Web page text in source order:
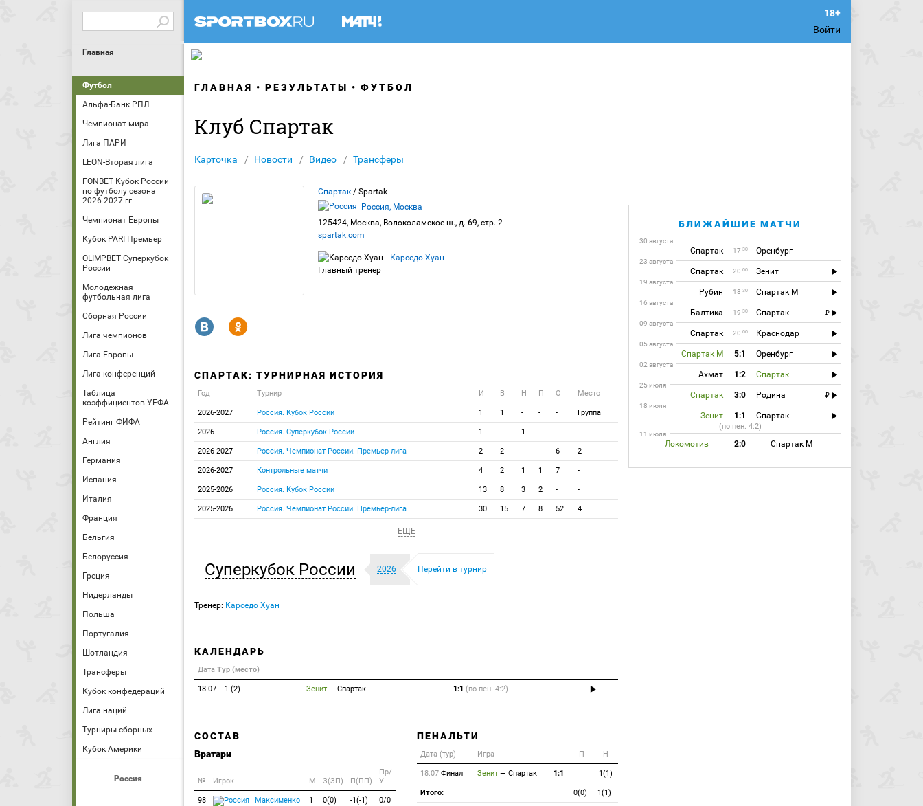
Войти
Главная
Футбол
Альфа-Банк РПЛ
Чемпионат мира
Лига ПАРИ
LEON-Вторая лига
FONBET Кубок России
по футболу сезона
2026-2027 гг.
Чемпионат Европы
Кубок PARI Премьер
OLIMPBET Суперкубок
России
Молодежная
футбольная лига
Сборная России
Лига чемпионов
Лига Европы
Лига конференций
Таблица
коэффициентов УЕФА
Рейтинг ФИФА
Англия
Германия
Испания
Италия
Франция
Бельгия
Белоруссия
Греция
Нидерланды
Польша
Португалия
Шотландия
Трансферы
Кубок конфедераций
Лига наций
Турниры сборных
Кубок Америки
Россия
ГЛАВНАЯ РЕЗУЛЬТАТЫ ФУТБОЛ
Клуб Спартак
Карточка Новости Видео Трансферы
Спартак / Spartak
Россия, Москва
125424, Москва, Волоколамское ш., д. 69, стр. 2
spartak.com
Карседо Хуан
Главный тренер
R Y
СПАРТАК: ТУРНИРНАЯ ИСТОРИЯ
Год Турнир И В Н П О Место
2026-2027 Россия. Кубок России 1 1 - - - Группа
2026 Россия. Суперкубок России 1 - 1 - - -
2026-2027 Россия. Чемпионат России. Премьер-лига 2 2 - - 6 2
2026-2027 Контрольные матчи 4 2 1 1 7 -
2025-2026 Россия. Кубок России 13 8 3 2 - -
2025-2026 Россия. Чемпионат России. Премьер-лига 30 15 7 8 52 4
ЕЩЕ
Суперкубок России 2026 Перейти в турнир
Тренер: Карседо Хуан
КАЛЕНДАРЬ
Дата Тур (место)
18.07 1 (2) Зенит — Спартак 1:1 (по пен. 4:2)
СОСТАВ
Вратари
№ Игрок M З(ЗП) П(ПП)
Пр/
У
98
Максименко
1 0(0) -1(-1) 0/0
ПЕНАЛЬТИ
Дата (тур) Игра П Н
18.07Финал Зенит — Спартак 1:1 1(1)
Итого: 0(0) 1(1)
БЛИЖАЙШИЕ МАТЧИ
30 августа
Спартак 17 30 Оренбург
23 августа
Спартак 20 00 Зенит
19 августа
Рубин 18 30 Спартак М
16 августа
Балтика 19 30 Спартак
09 августа
Спартак 20 00 Краснодар
05 августа
Спартак М 5:1 Оренбург
02 августа
Ахмат 1:2 Спартак
25 июля
Спартак 3:0 Родина
18 июля
Зенит 1:1 Спартак
(по пен. 4:2)
11 июля
Локомотив 2:0 Спартак М